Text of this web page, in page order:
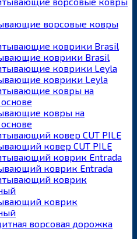
ворсовые ковры
коврики Brasil
коврики Leyla
ковры на
ковер CUT PILE
коврик Entrada
коврик